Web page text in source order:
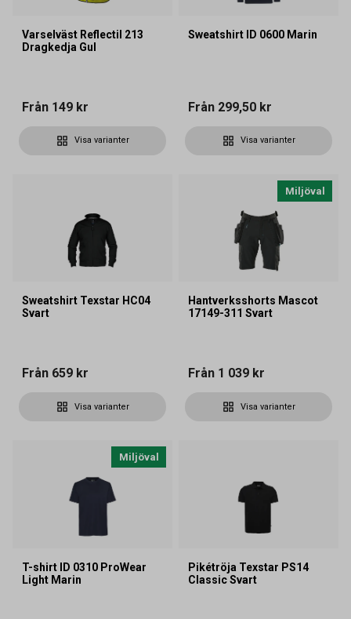
Varselväst Reflectil 213
Dragkedja Gul
Från 149 kr
Visa varianter
Sweatshirt ID 0600 Marin
Från 299,50 kr
Visa varianter
Sweatshirt Texstar HC04
Svart
Från 659 kr
Visa varianter
Miljöval
Hantverksshorts Mascot
17149-311 Svart
Från 1 039 kr
Visa varianter
Miljöval
T-shirt ID 0310 ProWear
Light Marin
Pikétröja Texstar PS14
Classic Svart